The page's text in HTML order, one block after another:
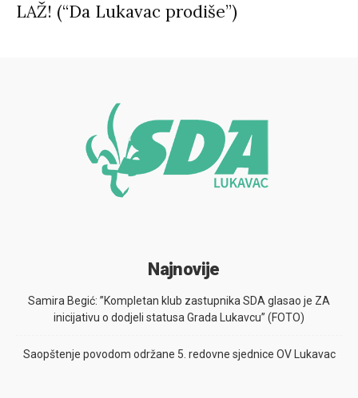
LAŽ! (“Da Lukavac prodiše”)
Najnovije
Samira Begić: ”Kompletan klub zastupnika SDA glasao je ZA
inicijativu o dodjeli statusa Grada Lukavcu” (FOTO)
Saopštenje povodom održane 5. redovne sjednice OV Lukavac